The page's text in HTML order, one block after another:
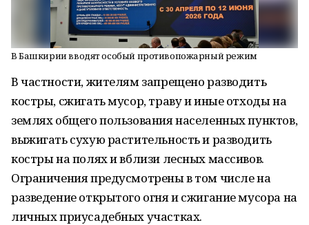
В Башкирии вводят особый противопожарный режим
В частности, жителям запрещено разводить
костры, сжигать мусор, траву и иные отходы на
землях общего пользования населенных пунктов,
выжигать сухую растительность и разводить
костры на полях и вблизи лесных массивов.
Ограничения предусмотрены в том числе на
разведение открытого огня и сжигание мусора на
личных приусадебных участках.